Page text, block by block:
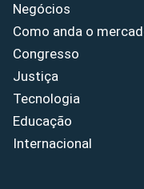
Negócios
Como anda o
Congresso
Justiça
Tecnologia
Educação
Internacional